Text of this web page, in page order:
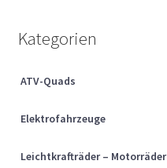
Über uns
Kategorien
ATV-Quads
Elektrofahrzeuge
Leichtkrafträder – Motorräder